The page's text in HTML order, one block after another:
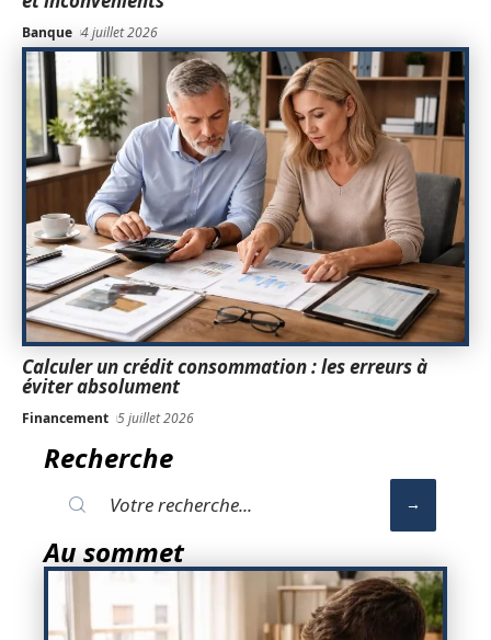
Banque 4 juillet 2026
Calculer un crédit consommation : les erreurs à
éviter absolument
Financement 5 juillet 2026
Recherche
Au sommet